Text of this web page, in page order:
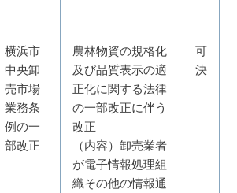
横浜市
中央卸
売市場
業務条
例の一
部改正
農林物資の規格化
及び品質表示の適
正化に関する法律
の一部改正に伴う
改正
（内容）卸売業者
が電子情報処理組
織その他の情報通
可
決